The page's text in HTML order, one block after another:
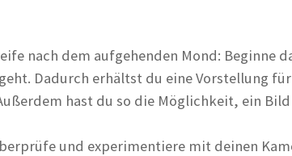
nach dem aufgehenden Mond: Beginne
Dadurch erhältst du eine Vorstellung
hast du so die Möglichkeit, ein
und experimentiere mit deinen